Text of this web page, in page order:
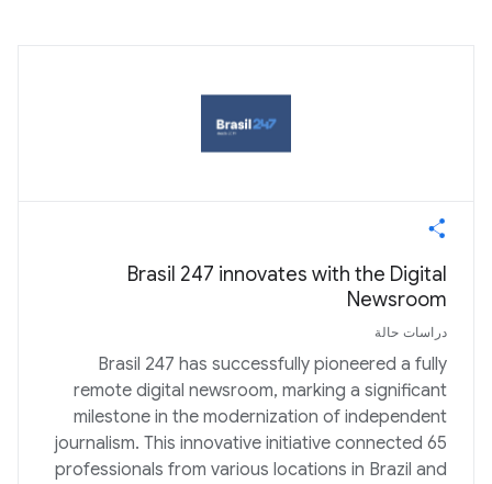
Brasil 247 innovates with the Digital
Newsroom
دراسات حالة
Brasil 247 has successfully pioneered a fully
remote digital newsroom, marking a significant
milestone in the modernization of independent
journalism. This innovative initiative connected 65
professionals from various locations in Brazil and